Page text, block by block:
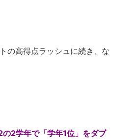
の高得点ラッシュに続き、な
の2学年で「学年1位」をダブ